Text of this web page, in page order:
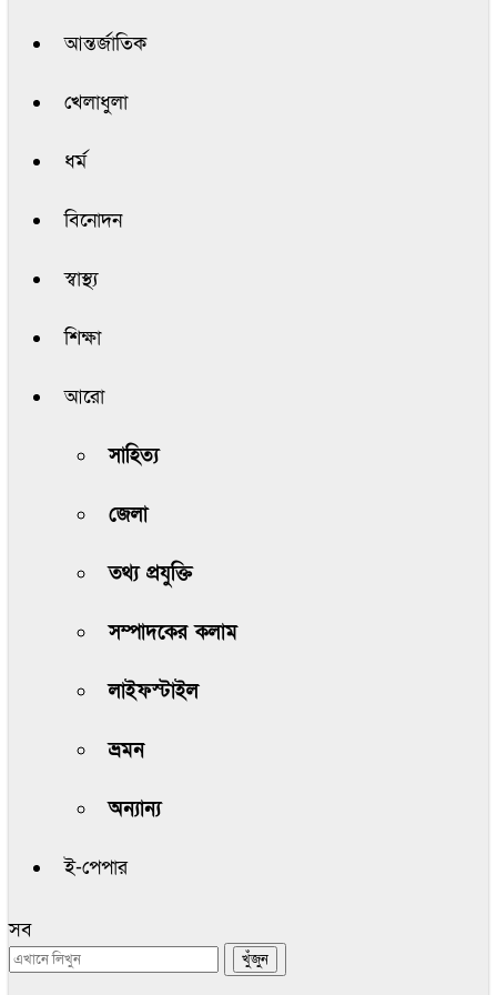
আন্তর্জাতিক
খেলাধুলা
ধর্ম
বিনোদন
স্বাস্থ্য
শিক্ষা
আরো
সাহিত্য
জেলা
তথ্য প্রযুক্তি
সম্পাদকের কলাম
লাইফস্টাইল
ভ্রমন
অন্যান্য
ই-পেপার
সব